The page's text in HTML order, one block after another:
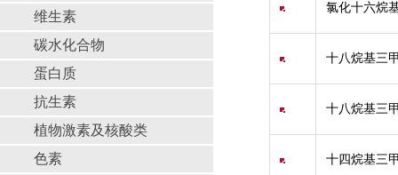
维生素
碳水化合物
蛋白质
抗生素
植物激素及核酸类
色素
氯化十六烷
十八烷基三
十八烷基三
十四烷基三